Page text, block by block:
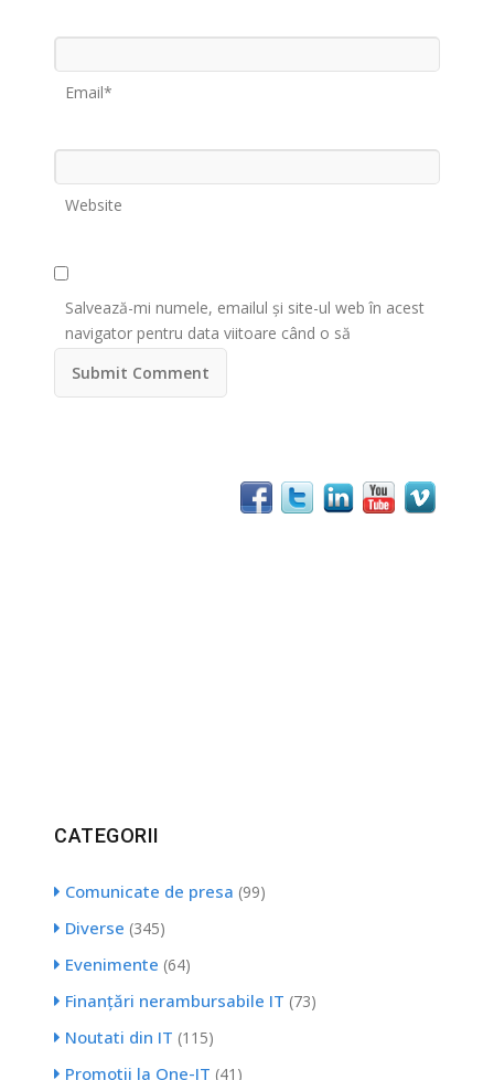
Email*
Website
Salvează-mi numele, emailul și site-ul web în acest
navigator pentru data viitoare când o să
CATEGORII
Comunicate de presa (99)
Diverse (345)
Evenimente (64)
Finanțări nerambursabile IT (73)
Noutati din IT (115)
Promotii la One-IT (41)